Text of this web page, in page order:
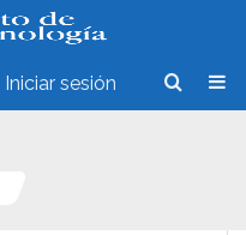
Iniciar sesión